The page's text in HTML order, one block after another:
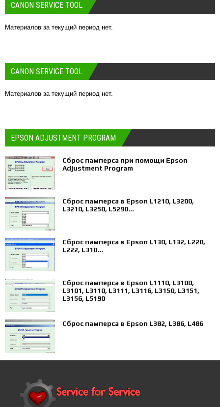
CANON SERVICE TOOL
Материалов за текущий период нет.
CANON SERVICE TOOL
Материалов за текущий период нет.
EPSON ADJUSTMENT PROGRAM
Сброс памперса при помощи Epson
Adjustment Program
Сброс памперса в Epson L1210, L3200,
L3210, L3250, L5290...
Сброс памперса в Epson L130, L132, L220,
L222, L310...
Сброс памперса в Epson L1110, L3100,
L3101, L3110, L3111, L3116, L3150, L3151,
L3156, L5190
Сброс памперса в Epson L382, L386, L486